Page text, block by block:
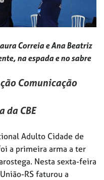
Correia e Ana Beatriz
na espada e no sabre
Comunicação
da CBE
Adulto Cidade de
a primeira arma a ter
Nesta sexta-feira
RS faturou a